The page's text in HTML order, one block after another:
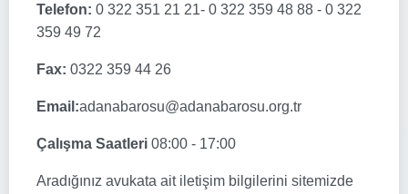
Telefon: 0 322 351 21 21- 0 322 359 48 88 - 0 322
359 49 72
Fax: 0322 359 44 26
Email:adanabarosu@adanabarosu.org.tr
Çalışma Saatleri 08:00 - 17:00
Aradığınız avukata ait iletişim bilgilerini sitemizde